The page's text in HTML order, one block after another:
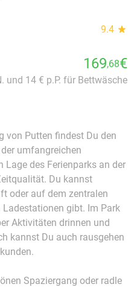
9.4 star
169,68€
und 14 € p.P. für Bettwäsche
von Putten findest Du den
umfangreichen
Lage des Ferienparks an der
Du kannst
oder auf dem zentralen
gibt. Im Park
Aktivitäten drinnen und
kannst Du auch rausgehen
Spaziergang oder radle